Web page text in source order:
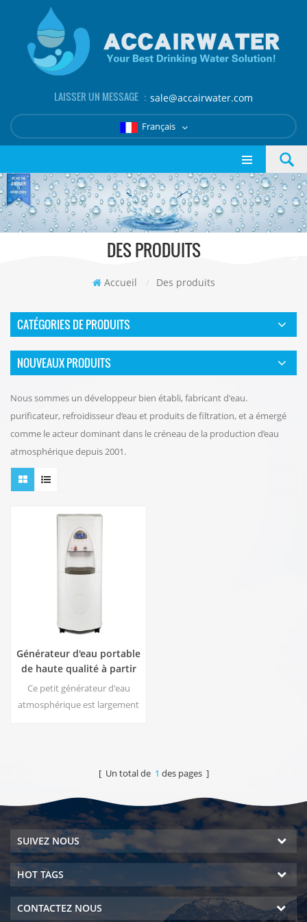
LAISSER UN MESSAGE ： sale@accairwater.com
Français
DES PRODUITS
Accueil / Des produits
CATÉGORIES DE PRODUITS
NOUVEAUX PRODUITS
Nous sommes un développeur bien établi, fabricant d'eau.
purificateur, refroidisseur d’eau et produits de filtration, et a émergé
comme le acteur dominant dans le créneau de la production d’eau
atmosphérique depuis 2001.
Générateur d'eau portable
de haute qualité à partir
de l'air HR-77M
Ce petit générateur d'eau
atmosphérique est largement
pure. Sortie d'eau pure
d'affichage LCD.
[ Un total de 1 des pages ]
SUIVEZ NOUS
HOT TAGS
CONTACTEZ NOUS